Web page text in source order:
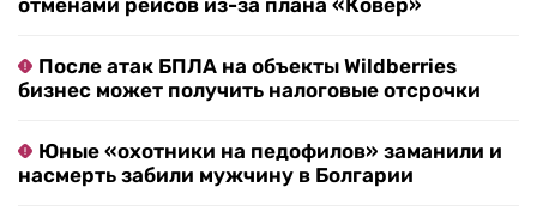
отменами рейсов из-за плана «Ковер»
После атак БПЛА на объекты Wildberries
бизнес может получить налоговые отсрочки
Юные «охотники на педофилов» заманили и
насмерть забили мужчину в Болгарии